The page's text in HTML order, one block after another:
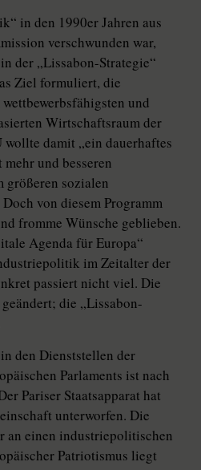
in den 1990er Jahren aus
verschwunden war,
der „Lissabon-Strategie“
Ziel formuliert, die
und
Wirtschaftsraum der
wollte damit „ein dauerhaftes
und besseren
größeren sozialen
von diesem Programm
fromme Wünsche geblieben.
Agenda für Europa“
im Zeitalter der
passiert nicht viel. Die
die „Lissabon-
den Dienststellen der
Parlaments ist nach
Pariser Staatsapparat hat
unterworfen. Die
an einen industriepolitischen
Patriotismus liegt